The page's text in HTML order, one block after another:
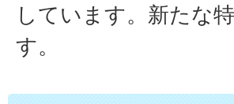
しています。新たな
す。